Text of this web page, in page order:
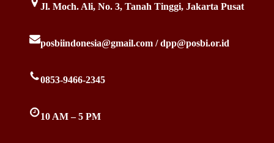
Jl. Moch. Ali, No. 3, Tanah Tinggi, Jakarta Pusat
posbiindonesia@gmail.com / dpp@posbi.or.id
0853-9466-2345
10 AM – 5 PM